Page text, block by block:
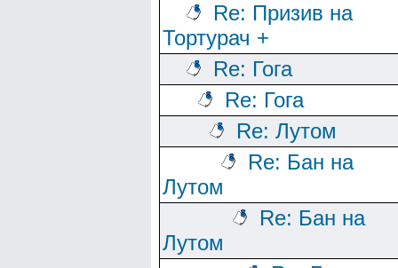
Re: Призив на
Тортурач +
Re: Гога
Re: Гога
Re: Лутом
Re: Бан на
Лутом
Re: Бан на
Лутом